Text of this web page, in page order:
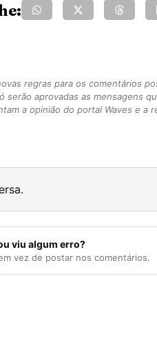
regras para os comentários
serão aprovadas as mensagens
a opinião do portal Waves e a
viu algum erro?
vez de postar nos comentários.